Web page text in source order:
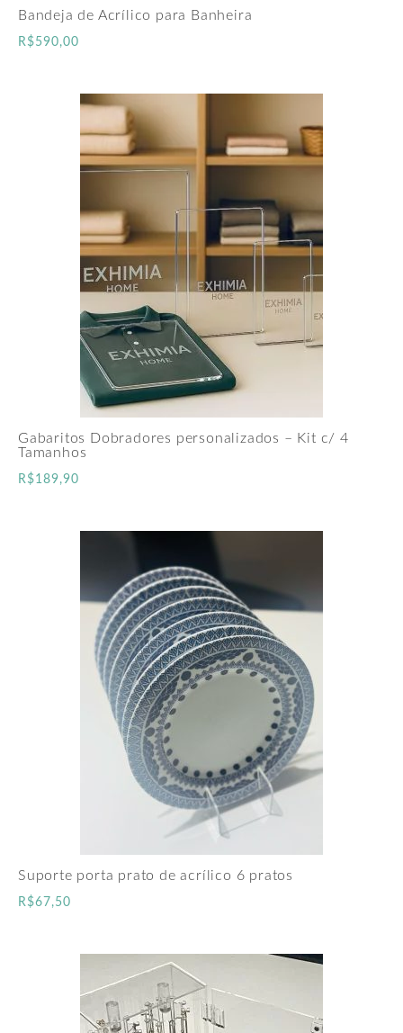
Bandeja de Acrílico para Banheira
R$590,00
Gabaritos Dobradores personalizados – Kit c/ 4
Tamanhos
R$189,90
Suporte porta prato de acrílico 6 pratos
R$67,50